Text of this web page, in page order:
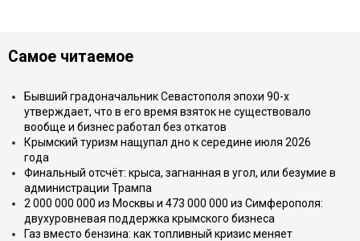
Самое читаемое
Бывший градоначальник Севастополя эпохи 90-х
утверждает, что в его время взяток не существовало
вообще и бизнес работал без откатов
Крымский туризм нащупал дно к середине июля 2026
года
Финальный отсчёт: крыса, загнанная в угол, или безумие в
администрации Трампа
2 000 000 000 из Москвы и 473 000 000 из Симферополя:
двухуровневая поддержка крымского бизнеса
Газ вместо бензина: как топливный кризис меняет